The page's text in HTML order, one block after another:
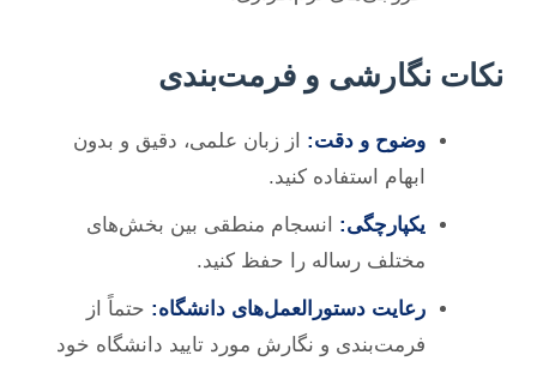
نکات نگارشی و فرمت‌بندی
وضوح و دقت: از زبان علمی، دقیق و بدون
ابهام استفاده کنید.
یکپارچگی: انسجام منطقی بین بخش‌های
مختلف رساله را حفظ کنید.
رعایت دستورالعمل‌های دانشگاه: حتماً از
فرمت‌بندی و نگارش مورد تایید دانشگاه خود